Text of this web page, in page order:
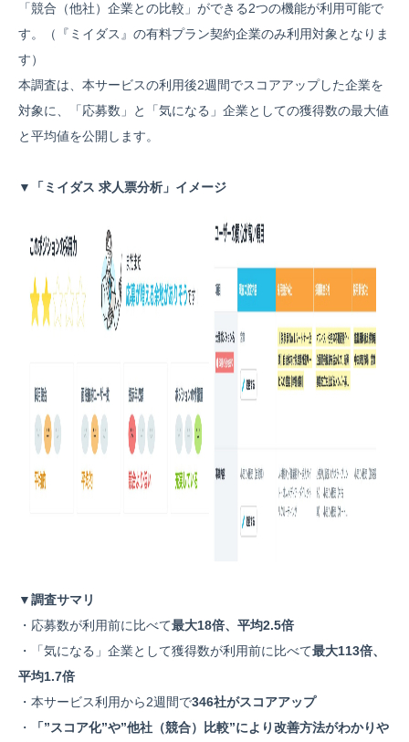
「競合（他社）企業との比較」ができる2つの機能が利用可能で
す。（『ミイダス』の有料プラン契約企業のみ利用対象となりま
す）
本調査は、本サービスの利用後2週間でスコアアップした企業を
対象に、「応募数」と「気になる」企業としての獲得数の最大値
と平均値を公開します。
▼「ミイダス 求人票分析」イメージ
▼調査サマリ
・応募数が利用前に比べて最大18倍、平均2.5倍
・「気になる」企業として獲得数が利用前に比べて最大113倍、
平均1.7倍
・本サービス利用から2週間で346社がスコアアップ
・
「”スコア化”や”他社（競合）比較”により改善方法がわかりや